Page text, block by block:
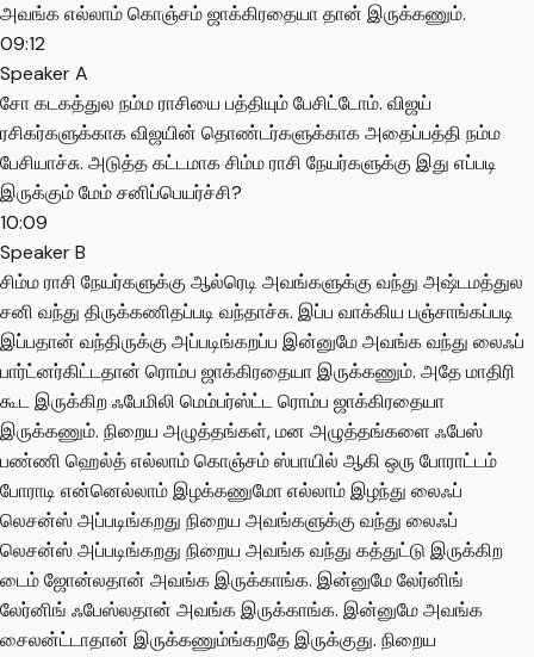
அவங்க எல்லாம் கொஞ்சம் ஜாக்கிரதையா தான் இருக்கணும்.
09:12
Speaker A
சோ கடகத்துல நம்ம ராசியை பத்தியும் பேசிட்டோம். விஜய்
ரசிகர்களுக்காக விஜயின் தொண்டர்களுக்காக அதைப்பத்தி நம்ம
பேசியாச்சு. அடுத்த கட்டமாக சிம்ம ராசி நேயர்களுக்கு இது எப்படி
இருக்கும் மேம் சனிப்பெயர்ச்சி?
10:09
Speaker B
சிம்ம ராசி நேயர்களுக்கு ஆல்ரெடி அவங்களுக்கு வந்து அஷ்டமத்துல
சனி வந்து திருக்கணிதப்படி வந்தாச்சு. இப்ப வாக்கிய பஞ்சாங்கப்படி
இப்பதான் வந்திருக்கு அப்படிங்கறப்ப இன்னுமே அவங்க வந்து லைஃப்
பார்ட்னர்கிட்டதான் ரொம்ப ஜாக்கிரதையா இருக்கணும். அதே மாதிரி
கூட இருக்கிற ஃபேமிலி மெம்பர்ஸ்ட்ட ரொம்ப ஜாக்கிரதையா
இருக்கணும். நிறைய அழுத்தங்கள், மன அழுத்தங்களை ஃபேஸ்
பண்ணி ஹெல்த் எல்லாம் கொஞ்சம் ஸ்பாயில் ஆகி ஒரு போராட்டம்
போராடி என்னெல்லாம் இழக்கணுமோ எல்லாம் இழந்து லைஃப்
லெசன்ஸ் அப்படிங்கறது நிறைய அவங்களுக்கு வந்து லைஃப்
லெசன்ஸ் அப்படிங்கறது நிறைய அவங்க வந்து கத்துட்டு இருக்கிற
டைம் ஜோன்லதான் அவங்க இருக்காங்க. இன்னுமே லேர்னிங்
லேர்னிங் ஃபேஸ்லதான் அவங்க இருக்காங்க. இன்னுமே அவங்க
சைலன்ட்டாதான் இருக்கணும்ங்கறதே இருக்குது. நிறைய